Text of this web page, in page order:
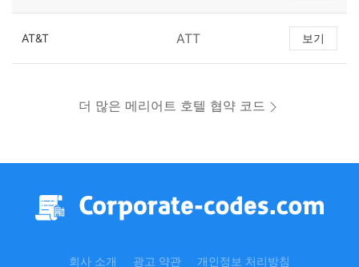
AT&T ATT 보기
더 많은 메리어트 호텔 협약 코드
회사 소개 광고 약관 개인정보 처리방침